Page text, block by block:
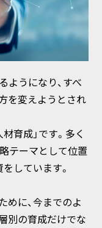
ようになり、すべ
を変えようとされ
育成」です。多く
テーマとして位置
しています。
めに、今までのよ
別の育成だけでな